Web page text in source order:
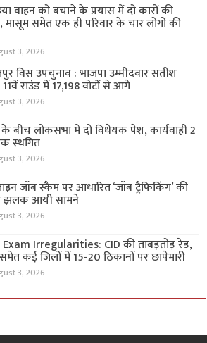
वाहन को बचाने के प्रयास में दो कारों की
मासूम समेत एक ही परिवार के चार लोगों की
3, 2026
विस उपचुनाव : भाजपा उम्मीदवार सतीश
राउंड में 17,198 वोटों से आगे
3, 2026
बीच लोकसभा में दो विधेयक पेश, कार्यवाही 2
स्थगित
3, 2026
जॉब स्कैम पर आधारित ‘जॉब ट्रैफिकिंग’ की
झलक आयी सामने
3, 2026
Exam Irregularities: CID की ताबड़तोड़ रेड,
कई जिलों में 15-20 ठिकानों पर छापेमारी
3, 2026